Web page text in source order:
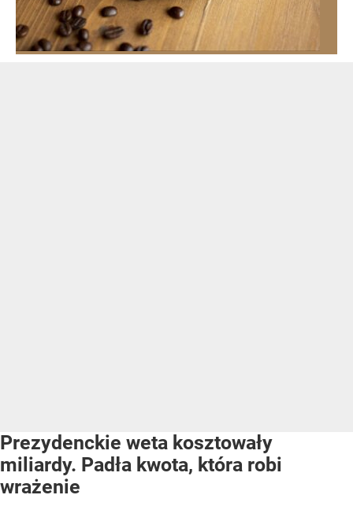
Prezydenckie weta kosztowały
miliardy. Padła kwota, która robi
wrażenie